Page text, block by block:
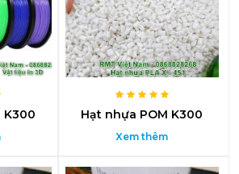
K300 Hạt nhựa POM K300
Xem thêm